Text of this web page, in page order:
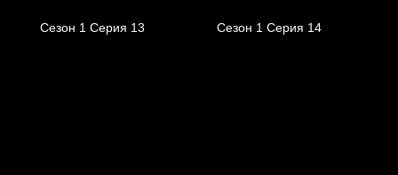
Сезон 1 Серия 13 Сезон 1 Серия 14